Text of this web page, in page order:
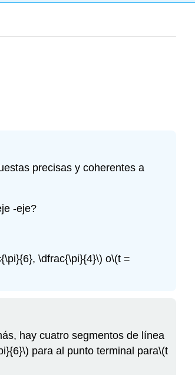
precisas y coherentes a
-eje?
\dfrac{\pi}{4}\) o\(t =
hay cuatro segmentos de línea
para al punto terminal para\(t